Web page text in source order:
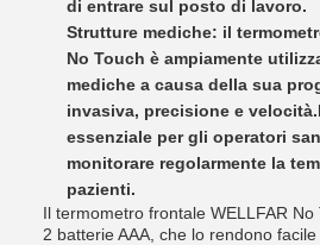
di entrare sul posto di lavoro.
Strutture mediche: il
No Touch è ampiamente
mediche a causa della sua
invasiva, precisione e
essenziale per gli operatori
monitorare regolarmente la
pazienti.
Il termometro frontale WELLFAR
2 batterie AAA, che lo rendono